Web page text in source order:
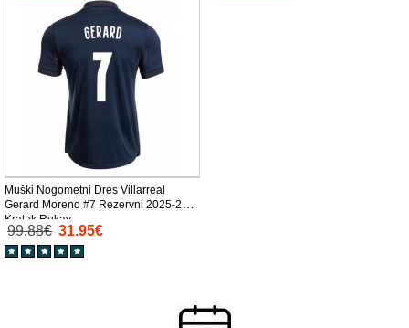
Muški Nogometni Dres Villarreal
Gerard Moreno #7 Rezervni 2025-26
Kratak Rukav
99.88€ 31.95€